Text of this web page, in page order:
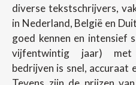
diverse tekstschrijvers,
in Nederland, België en
goed kennen en intensief
vijfentwintig jaar) met
bedrijven is snel, accuraat